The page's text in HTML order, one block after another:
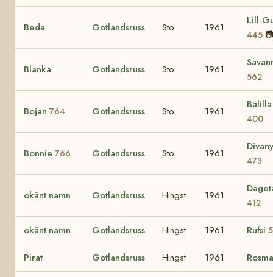
Beda Gotlandsruss Sto 1961
Lill-
445
Blanka Gotlandsruss Sto 1961
562
Bojan 764 Gotlandsruss Sto 1961
400
Bonnie 766 Gotlandsruss Sto 1961
Divany
473
okänt namn Gotlandsruss Hingst 1961
412
okänt namn Gotlandsruss Hingst 1961 Rufsi
Pirat Gotlandsruss Hingst 1961